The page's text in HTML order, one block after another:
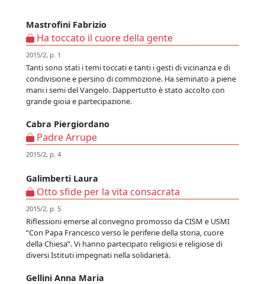
Mastrofini Fabrizio
Ha toccato il cuore della gente
2015/2, p. 1
Tanti sono stati i temi toccati e tanti i gesti di vicinanza e di
condivisione e persino di commozione. Ha seminato a piene
mani i semi del Vangelo. Dappertutto è stato accolto con
grande gioia e partecipazione.
Cabra Piergiordano
Padre Arrupe
2015/2, p. 4
Galimberti Laura
Otto sfide per la vita consacrata
2015/2, p. 5
Riflessioni emerse al convegno promosso da CISM e USMI
“Con Papa Francesco verso le periferie della storia, cuore
della Chiesa”. Vi hanno partecipato religiosi e religiose di
diversi Istituti impegnati nella solidarietà.
Gellini Anna Maria